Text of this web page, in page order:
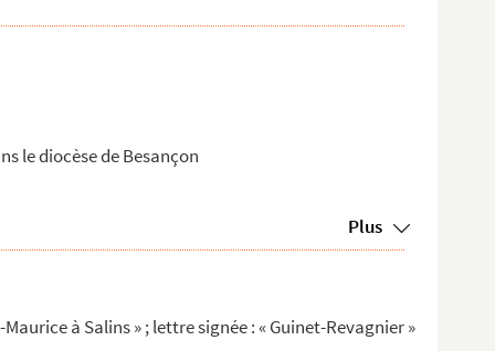
le diocèse de Besançon
Plus
à Salins » ; lettre signée : « Guinet-Revagnier »